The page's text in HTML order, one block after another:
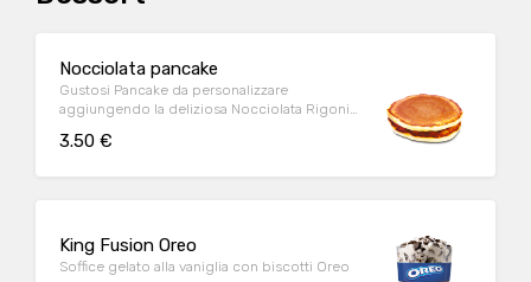
Nocciolata pancake
Gustosi Pancake da personalizzare
aggiungendo la deliziosa Nocciolata Rigoni
3.50 €
King Fusion Oreo
Soffice gelato alla vaniglia con biscotti Oreo